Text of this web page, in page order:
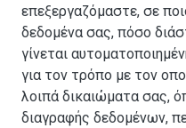
επεξεργαζόμαστε, σε
δεδομένα σας, πόσο
γίνεται
για τον τρόπο με τον
λοιπά δικαιώματα σας,
διαγραφής δεδομένων,